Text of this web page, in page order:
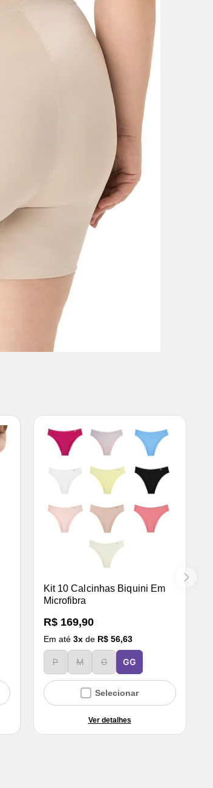
Kit 10 Calcinhas Biquini Em
Microfibra
R$ 169,90
Em até 3x de R$ 56,63
P M G GG
Selecionar
Ver detalhes